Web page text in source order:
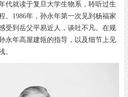
代就读于复旦大学生物系，聆听过生
。1986年，孙永年第一次见到杨福家
受到岳父平易近人，谈吐不凡。在规
永年高屋建瓴的指导，以及细节上见
。